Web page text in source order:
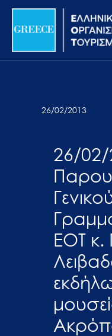
Σημείωση:
ιστότοπος
προσβασιμότητας.
Μετάβαση
περιεχόμενο
26/02/2013
26/02/
ΕΟΤ